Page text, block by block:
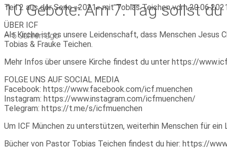
10 Gebote: Am 7. Tag sollst
— 5 Jahren ago
Teil 2 aus der Serie »2021« mit Tobias Teichen vom
ÜBER ICF
Als Kirche ist es unsere Leidenschaft, dass Menschen Jesus
Tobias & Frauke Teichen.
Mehr Infos über unsere Kirche findest du unter https://
FOLGE UNS AUF SOCIAL MEDIA
Facebook: https://www.facebook.com/icf.muenchen
Instagram: https://www.instagram.com/icfmuenchen/
Telegram: https://t.me/s/icfmuenchen
Um ICF München zu unterstützen, weiterhin Menschen für
Bücher von Pastor Tobias Teichen findest du hier: https://